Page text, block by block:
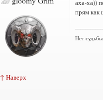
аха-ха))
прям как
Нет
↑ Наверх